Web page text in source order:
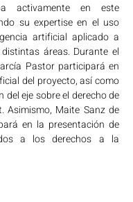
activamente en este
su expertise en el uso
artificial aplicado a
áreas. Durante el
Pastor participará en
del proyecto, así como
del eje sobre el derecho de
Asimismo, Maite Sanz de
en la presentación de
a los derechos a la